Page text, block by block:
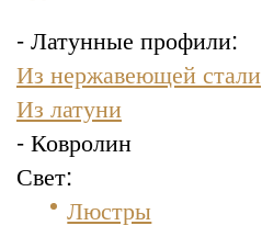
- Латунные профили:
Из нержавеющей стали
Из латуни
- Ковролин
Свет:
Люстры